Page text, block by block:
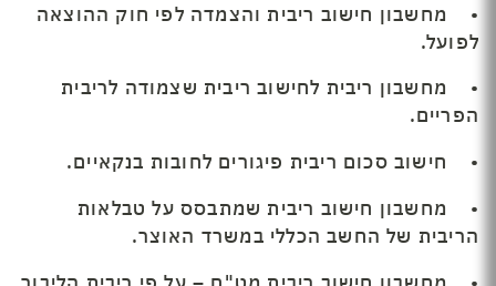
• מחשבון חישוב ריבית והצמדה לפי חוק ההוצאה
לפועל.
• מחשבון ריבית לחישוב ריבית שצמודה לריבית
הפריים.
• חישוב סכום ריבית פיגורים לחובות בנקאיים.
• מחשבון חישוב ריבית שמתבסס על טבלאות
הריבית של החשב הכללי במשרד האוצר.